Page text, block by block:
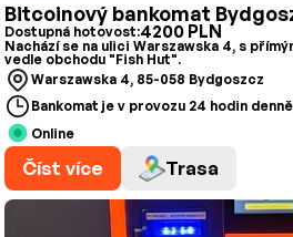
Bitcoinový bankomat
Dostupná hotovost:4200 PLN
Nachází se na ulici Warszawska 4, s
vedle obchodu "Fish Hut".
Warszawska 4, 85-058 Bydgoszcz
Bankomat je v provozu 24 hodin
Online
Číst více Trasa